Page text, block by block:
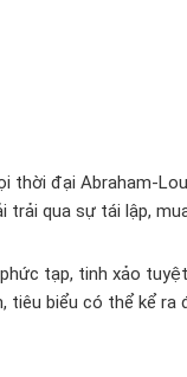
đại Abraham-
qua sự tái lập,
tạp, tinh xảo
biểu có thể kể